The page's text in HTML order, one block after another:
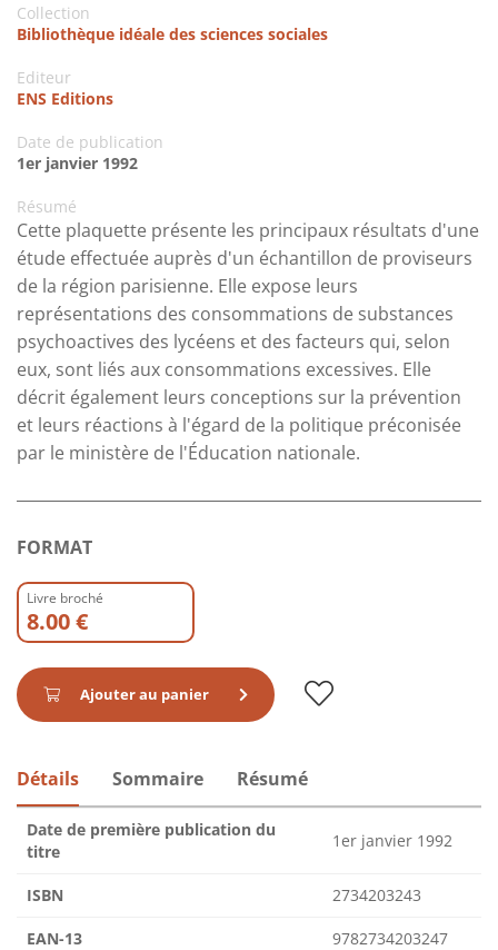
Collection
Bibliothèque idéale des sciences sociales
Editeur
ENS Editions
Date de publication
1er janvier 1992
Résumé
Cette plaquette présente les principaux résultats d'une
étude effectuée auprès d'un échantillon de proviseurs
de la région parisienne. Elle expose leurs
représentations des consommations de substances
psychoactives des lycéens et des facteurs qui, selon
eux, sont liés aux consommations excessives. Elle
décrit également leurs conceptions sur la prévention
et leurs réactions à l'égard de la politique préconisée
par le ministère de l'Éducation nationale.
FORMAT
Livre broché
8.00 €
Ajouter au panier
Détails Sommaire Résumé
Date de première publication du
titre
1er janvier 1992
ISBN 2734203243
EAN-13 9782734203247